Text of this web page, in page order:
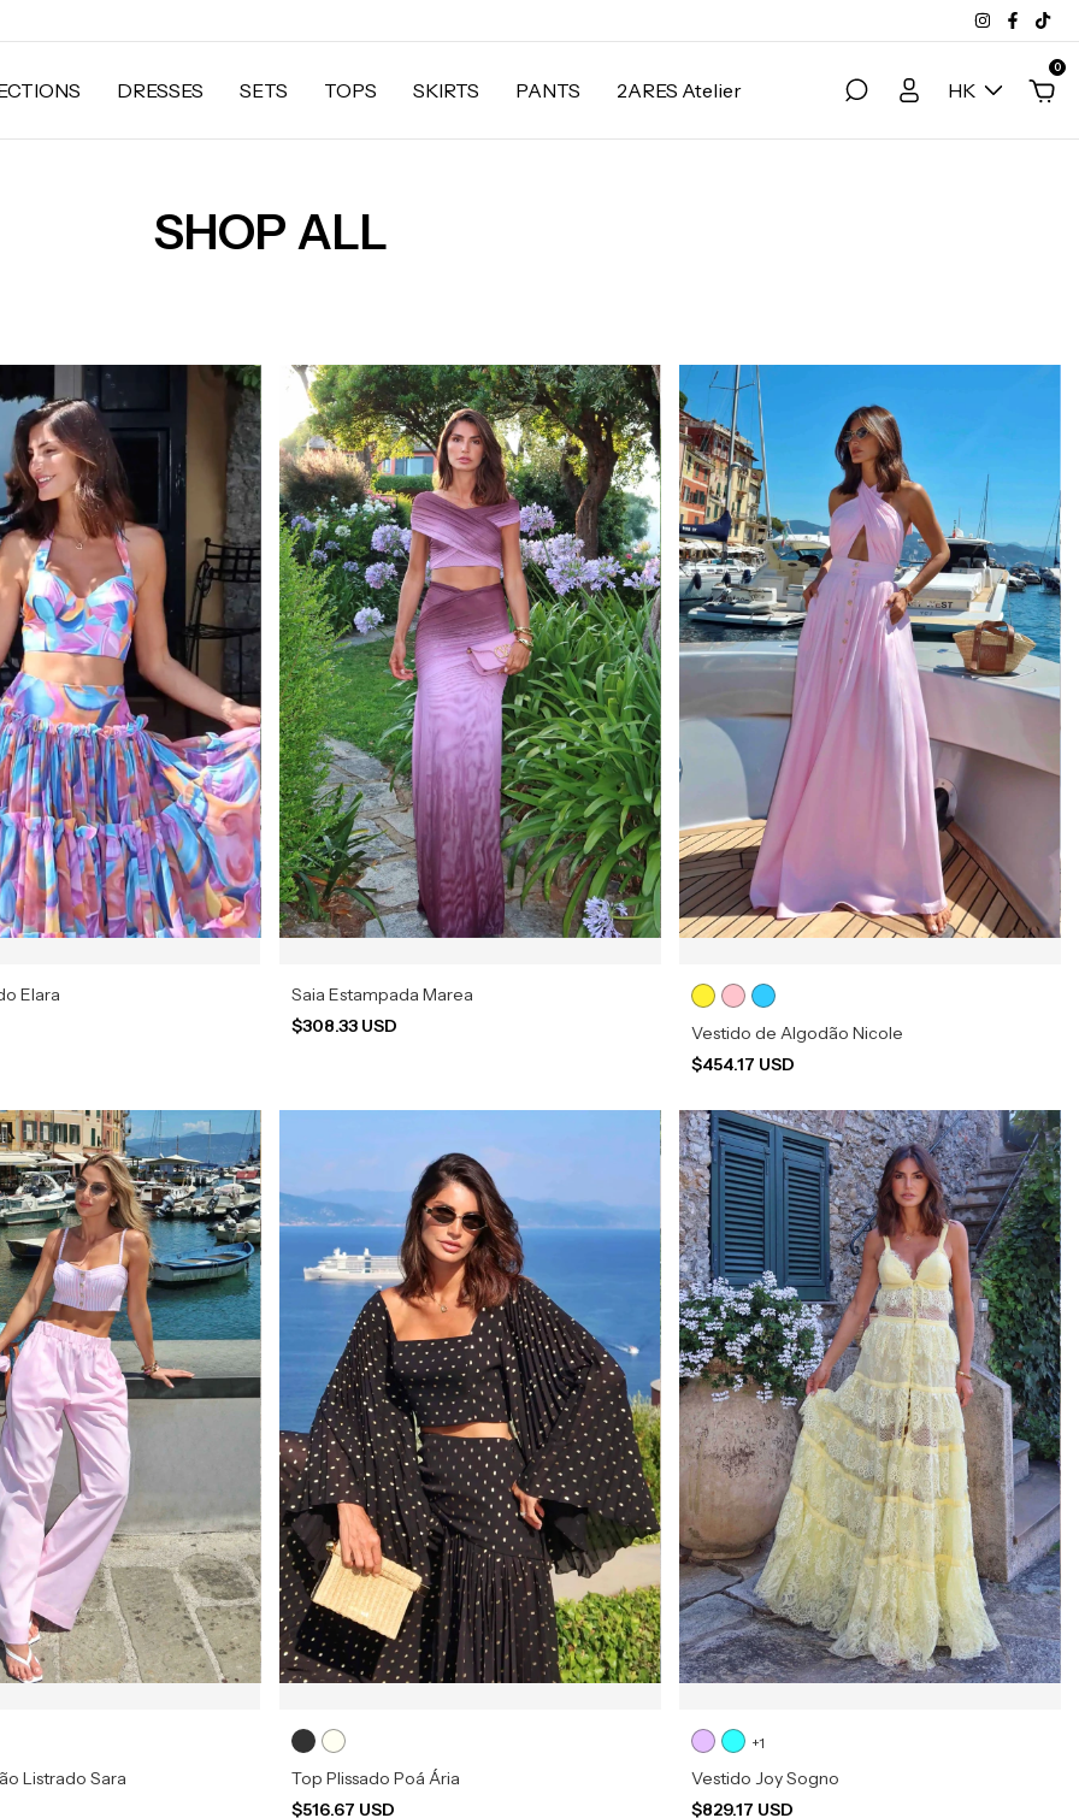
DRESSES SETS TOPS SKIRTS PANTS 2ARES Atelier HK
0
SHOP ALL
Elara
Saia Estampada Marea
$308.33 USD
Vestido de Algodão Nicole
$454.17 USD
Listrado Sara
Top Plissado Poá Ária
$516.67 USD
+1
Vestido Joy Sogno
$829.17 USD